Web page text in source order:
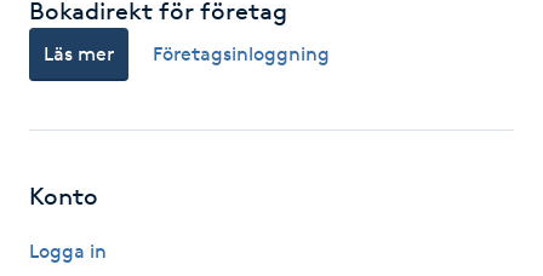
Hollywood Peel
Hot Stone Massage
Hudföryngring
Bokadirekt för företag
Läs mer Företagsinloggning
Konto
Logga in